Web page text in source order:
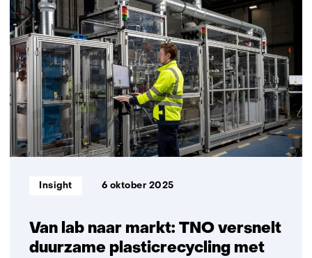
routes
voor
sortering
en
composietscheiding
Van lab naar markt: TNO versnelt
duurzame plasticrecycling met
Informatietype:
Insight 6 oktober 2025